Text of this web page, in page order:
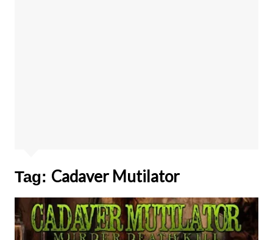
Tag: Cadaver Mutilator